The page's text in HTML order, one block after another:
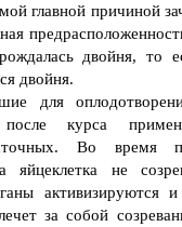
главной причиной
двойня, то
двойня.
для
после курса
Во время
яйцеклетка не
активизируются
за собой